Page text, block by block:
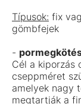
Típusok: fix
gömbfejek
-
Cél a kiporzás
cseppméret
amelyek nagy
megtartják a